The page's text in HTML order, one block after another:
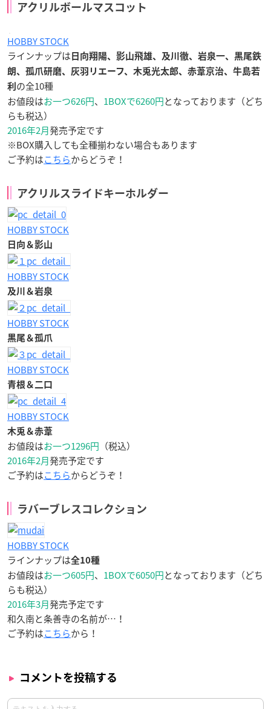
アクリルボールマスコット
HOBBY STOCK
ラインナップは 日向翔陽、影山飛雄、及川徹、岩泉一、黒尾鉄
朗、孤爪研磨、灰羽リエーフ、木兎光太郎、赤葦京治、牛島若
利 の全10種
お値段はお一つ626円、 1BOXで6260円となっております（どち
らも税込）
2016年2月発売予定です
※BOX購入しても全種揃わない場合もあります
ご予約はこちらからどうぞ！
アクリルスライドキーホルダー
HOBBY STOCK
日向＆影山
HOBBY STOCK
及川＆岩泉
HOBBY STOCK
黒尾＆孤爪
HOBBY STOCK
青根＆二口
HOBBY STOCK
木兎＆赤葦
お値段はお一つ1296円 （税込）
2016年2月発売予定です
ご予約はこちらからどうぞ！
ラバーブレスコレクション
HOBBY STOCK
ラインナップは全10種
お値段はお一つ605円、 1BOXで6050円となっております（どち
らも税込）
2016年3月発売予定です
和久南と条善寺の名前が…！
ご予約はこちらから！
コメントを投稿する